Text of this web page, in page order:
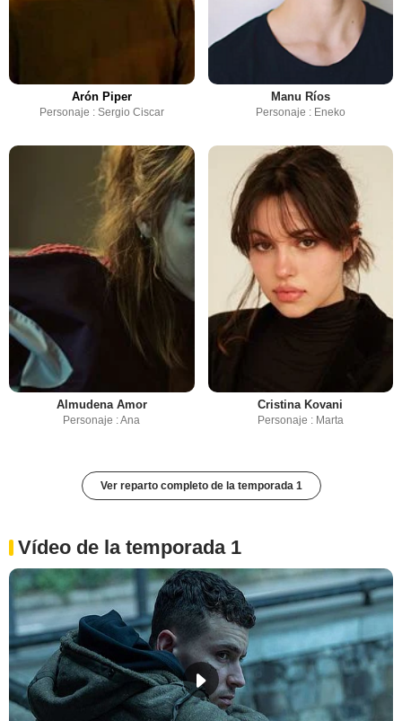
Arón Piper
Personaje : Sergio Ciscar
Manu Ríos
Personaje : Eneko
Almudena Amor
Personaje : Ana
Cristina Kovani
Personaje : Marta
Ver reparto completo de la temporada 1
Vídeo de la temporada 1